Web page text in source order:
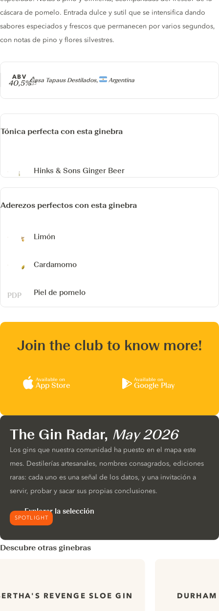
Producer
Casa Tapaus Destilados, Argentina
ABV
40,5%
cáscara de pomelo. Entrada dulce y sutil que se intensifica dando
sabores especiados y frescos que permanecen por varios segundos,
con notas de pino y flores silvestres.
Tónica perfecta con esta ginebra
Hinks & Sons Ginger Beer
Aderezos perfectos con esta ginebra
Limón
Cardamomo
Piel de pomelo
Join the club to know more!
Available on
App Store
Available on
Google Play
SPOTLIGHT
The Gin Radar, May 2026
Los gins que nuestra comunidad ha puesto en el mapa este
mes. Destilerías artesanales, nombres consagrados, ediciones
raras: cada uno es una señal de los datos, y una invitación a
servir, probar y sacar sus propias conclusiones.
Explorar la selección
Descubre otras ginebras
REVENGE SLOE GIN